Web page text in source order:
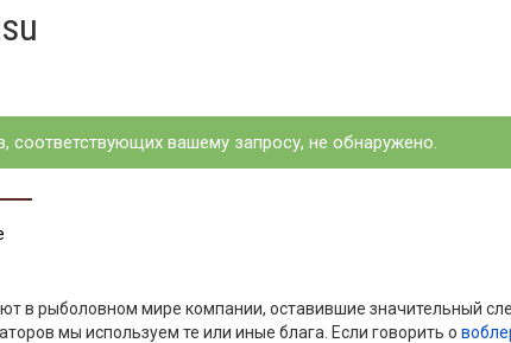
соответствующих вашему запросу, не обнаружено.
в рыболовном мире компании, оставившие значительный
мы используем те или иные блага. Если говорить о